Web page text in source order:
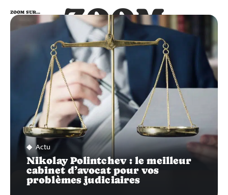
ZOOM
SUR…
ZOOM SUR…
Actu
Nikolay Polintchev : le meilleur
cabinet d’avocat pour vos
problèmes judiciaires